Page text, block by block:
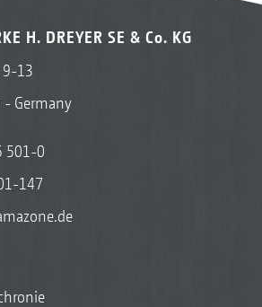
H. DREYER SE & Co. KG
13
- Germany
501-0
147